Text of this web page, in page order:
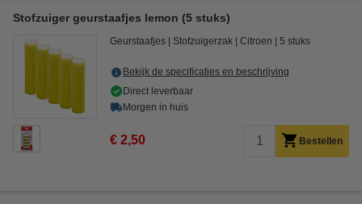
Stofzuiger geurstaafjes lemon (5 stuks)
Geurstaafjes Stofzuigerzak Citroen 5 stuks
Bekijk de specificaties en beschrijving
Direct leverbaar
Morgen in huis
€ 2,50 Bestellen